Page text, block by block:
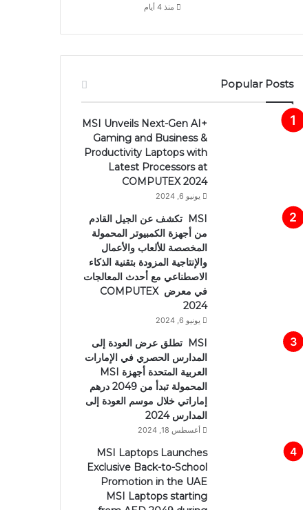
منذ 4 أيام
Popular Posts
MSI Unveils Next-Gen AI+
Gaming and Business &
Productivity Laptops with
Latest Processors at
COMPUTEX 2024
يونيو 6, 2024
MSI تكشف عن الجيل القادم
من أجهزة الكمبيوتر المحمولة
المخصصة للألعاب والأعمال
والإنتاجية المزودة بتقنية الذكاء
الاصطناعي مع أحدث المعالجات
في معرض COMPUTEX
2024
يونيو 6, 2024
MSI تطلق عرض العودة إلى
المدارس الحصري في الإمارات
العربية المتحدة أجهزة MSI
المحمولة تبدأ من 2049 درهم
إماراتي خلال موسم العودة إلى
المدارس 2024
أغسطس 18, 2024
MSI Laptops Launches
Exclusive Back-to-School
Promotion in the UAE
MSI Laptops starting